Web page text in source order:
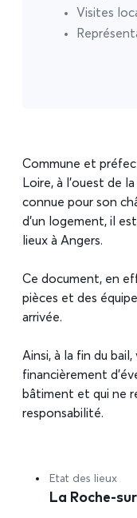
Commune et
Loire, à l’ouest de
connue pour son
d’un logement, il
lieux à Angers.
Ce document, en
pièces et des
arrivée.
Ainsi, à la fin du
financièrement
bâtiment et qui ne
responsabilité.
Etat des lieux
La Roche-
Visites